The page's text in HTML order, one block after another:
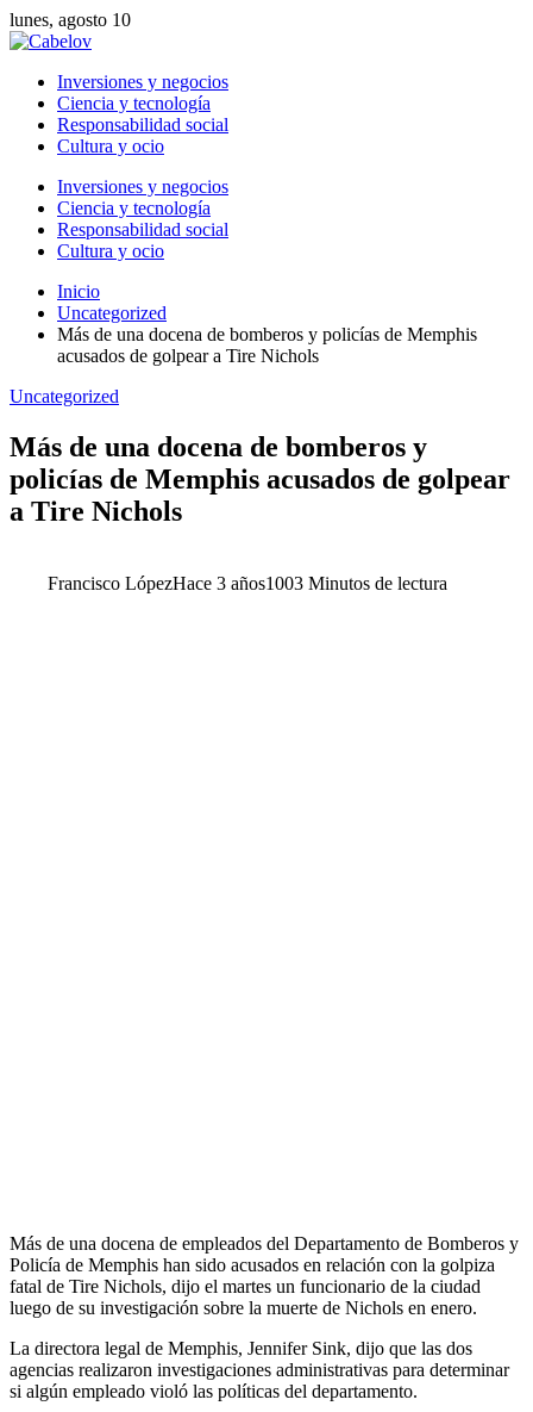
lunes, agosto 10
Inversiones y negocios
Ciencia y tecnología
Responsabilidad social
Cultura y ocio
Inversiones y negocios
Ciencia y tecnología
Responsabilidad social
Cultura y ocio
Inicio
Uncategorized
Más de una docena de bomberos y policías de Memphis
acusados ​​de golpear a Tire Nichols
Uncategorized
Más de una docena de bomberos y
policías de Memphis acusados ​​de golpear
a Tire Nichols
Francisco LópezHace 3 años1003 Minutos de lectura
Más de una docena de empleados del Departamento de Bomberos y
Policía de Memphis han sido acusados ​​en relación con la golpiza
fatal de Tire Nichols, dijo el martes un funcionario de la ciudad
luego de su investigación sobre la muerte de Nichols en enero.
La directora legal de Memphis, Jennifer Sink, dijo que las dos
agencias realizaron investigaciones administrativas para determinar
si algún empleado violó las políticas del departamento.